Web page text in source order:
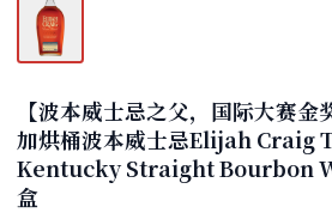
【波本威士忌之父，国际大赛
加烘桶波本威士忌Elijah Craig
Kentucky Straight Bourbon
盒